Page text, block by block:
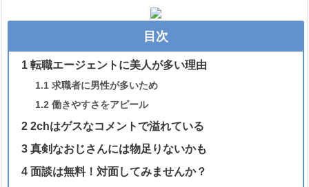
目次
1 転職エージェントに美人が多い理由
1.1 求職者に男性が多いため
1.2 働きやすさをアピール
2 2chはゲスなコメントで溢れている
3 真剣なおじさんには物足りないかも
4 面談は無料！対面してみませんか？